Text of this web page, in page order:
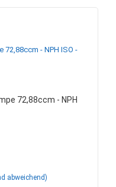
72,88ccm - NPH
abweichend)